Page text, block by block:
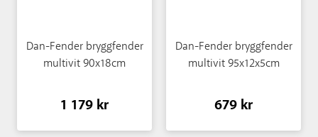
Dan-Fender bryggfender
multivit 90x18cm
1 179 kr
Dan-Fender bryggfender
multivit 95x12x5cm
679 kr